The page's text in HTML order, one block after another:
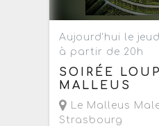
Aujourd'hui le
à partir de 20h
SOIRÉE
MALLEUS
Le Malleus
Strasbourg